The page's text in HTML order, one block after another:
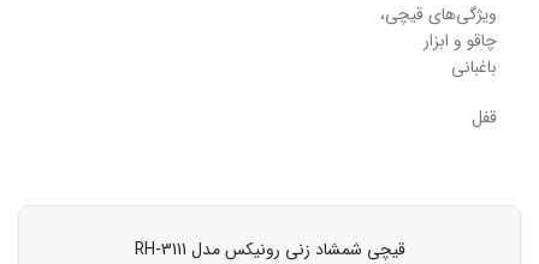
ویژگی‌های قیچی‌،
چاقو و ابزار
باغبانی
قفل
قیچی شمشاد زنی رونیکس مدل RH-3111